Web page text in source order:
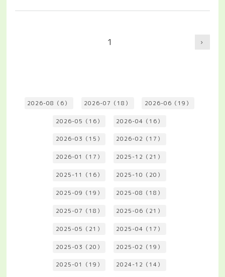
1
2026-08（6） 2026-07（18） 2026-06（19）
2026-05（16） 2026-04（16）
2026-03（15） 2026-02（17）
2026-01（17） 2025-12（21）
2025-11（16） 2025-10（20）
2025-09（19） 2025-08（18）
2025-07（18） 2025-06（21）
2025-05（21） 2025-04（17）
2025-03（20） 2025-02（19）
2025-01（19） 2024-12（14）